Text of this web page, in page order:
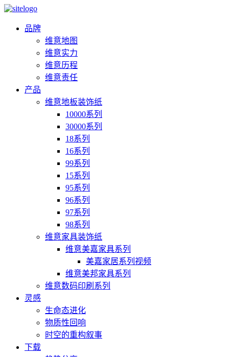
品牌
维意地图
维意实力
维意历程
维意责任
产品
维意地板装饰纸
10000系列
30000系列
18系列
16系列
99系列
15系列
95系列
96系列
97系列
98系列
维意家具装饰纸
维意美嘉家具系列
美嘉家居系列视频
维意美邦家具系列
维意数码印刷系列
灵感
生命态进化
物质性回响
时空的重构叙事
下载